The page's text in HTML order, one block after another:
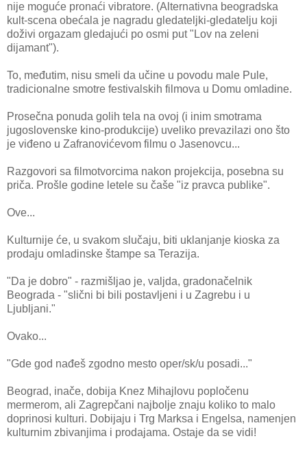
nije moguće pronaći vibratore. (Alternativna beogradska
kult-scena obećala je nagradu gledateljki-gledatelju koji
doživi orgazam gledajući po osmi put "Lov na zeleni
dijamant").
To, međutim, nisu smeli da učine u povodu male Pule,
tradicionalne smotre festivalskih filmova u Domu omladine.
Prosečna ponuda golih tela na ovoj (i inim smotrama
jugoslovenske kino-produkcije) uveliko prevazilazi ono što
je viđeno u Zafranovićevom filmu o Jasenovcu...
Razgovori sa filmotvorcima nakon projekcija, posebna su
priča. Prošle godine letele su čaše "iz pravca publike".
Ove...
Kulturnije će, u svakom slučaju, biti uklanjanje kioska za
prodaju omladinske štampe sa Terazija.
"Da je dobro" - razmišljao je, valjda, gradonačelnik
Beograda - "slični bi bili postavljeni i u Zagrebu i u
Ljubljani."
Ovako...
"Gde god nađeš zgodno mesto oper/sk/u posadi..."
Beograd, inače, dobija Knez Mihajlovu popločenu
mermerom, ali Zagrepčani najbolje znaju koliko to malo
doprinosi kulturi. Dobijaju i Trg Marksa i Engelsa, namenjen
kulturnim zbivanjima i prodajama. Ostaje da se vidi!